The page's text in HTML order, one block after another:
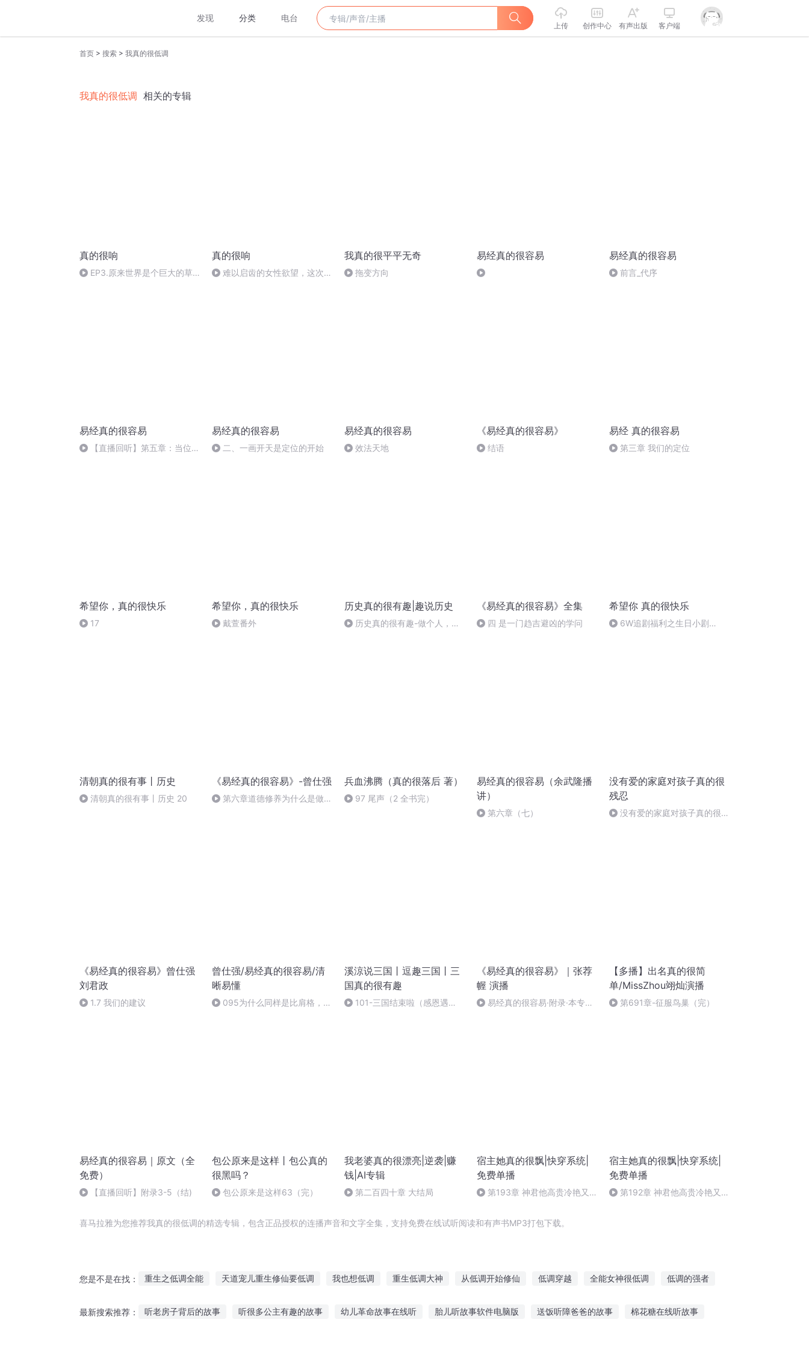
发现 分类 电台
上传 创作中心 有声出版 客户端
首页 > 搜索 > 我真的很低调
我真的很低调 相关的专辑
真的很响
EP3.原来世界是个巨大的草
真的很响
难以启齿的女性欲望，这次我
我真的很平平无奇
拖变方向
易经真的很容易 易经真的很容易
前言_代序
易经真的很容易
【直播回听】第五章：当位也
易经真的很容易
二、一画开天是定位的开始
易经真的很容易
效法天地
《易经真的很容易》
结语
易经 真的很容易
第三章 我们的定位
希望你，真的很快乐
17
希望你，真的很快乐
戴萱番外
历史真的很有趣|趣说历史
历史真的很有趣-做个人，很
《易经真的很容易》全集
四 是一门趋吉避凶的学问
希望你 真的很快乐
6W追剧福利之生日小剧
清朝真的很有事丨历史
清朝真的很有事丨历史 20
《易经真的很容易》-曾仕强
第六章道德修养为什么是做人
兵血沸腾（真的很落后 著）
97 尾声（2 全书完）
易经真的很容易（余武隆播
讲）
第六章（七）
没有爱的家庭对孩子真的很
残忍
没有爱的家庭对孩子真的很残
《易经真的很容易》曾仕强
刘君政
1.7 我们的建议
曾仕强/易经真的很容易/清
晰易懂
095为什么同样是比肩格，有
溪涼说三国丨逗趣三国丨三
国真的很有趣
101-三国结束啦（感恩遇
《易经真的很容易》｜张荐
幄 演播
易经真的很容易·附录·本专辑
【多播】出名真的很简
单/MissZhou翊灿演播
第691章-征服鸟巢（完）
易经真的很容易｜原文（全
免费）
【直播回听】附录3-5（结)
包公原来是这样丨包公真的
很黑吗？
包公原来是这样63（完）
我老婆真的很漂亮|逆袭|赚
钱|AI专辑
第二百四十章 大结局
宿主她真的很飘|快穿系统|
免费单播
第193章 神君他高贵冷艳又
宿主她真的很飘|快穿系统|
免费单播
第192章 神君他高贵冷艳又迷
喜马拉雅为您推荐我真的很低调的精选专辑，包含正品授权的连播声音和文字全集，支持免费在线试听阅读和有声书MP3打包下载。
您是不是在找： 重生之低调全能 天道宠儿重生修仙要低调 我也想低调 重生低调大神 从低调开始修仙 低调穿越 全能女神很低调 低调的强者
最新搜索推荐： 听老房子背后的故事 听很多公主有趣的故事 幼儿革命故事在线听 胎儿听故事软件电脑版 送饭听障爸爸的故事 棉花糖在线听故事